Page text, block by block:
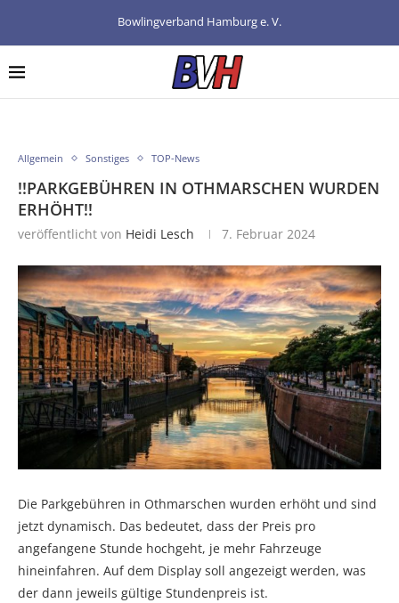
Bowlingverband Hamburg e. V.
Allgemein Sonstiges TOP-News
!!PARKGEBÜHREN IN OTHMARSCHEN WURDEN
ERHÖHT!!
veröffentlicht von Heidi Lesch 7. Februar 2024
Die Parkgebühren in Othmarschen wurden erhöht und sind
jetzt dynamisch. Das bedeutet, dass der Preis pro
angefangene Stunde hochgeht, je mehr Fahrzeuge
hineinfahren. Auf dem Display soll angezeigt werden, was
der dann jeweils gültige Stundenpreis ist.